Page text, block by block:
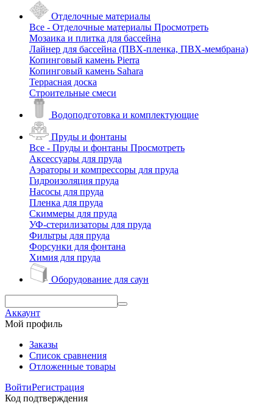
Отделочные материалы
Все - Отделочные материалы Просмотреть
Мозаика и плитка для бассейна
Лайнер для бассейна (ПВХ-пленка, ПВХ-мембрана)
Копинговый камень Pierra
Копинговый камень Sahara
Террасная доска
Строительные смеси
Водоподготовка и комплектующие
Пруды и фонтаны
Все - Пруды и фонтаны Просмотреть
Аксессуары для пруда
Аэраторы и компрессоры для пруда
Гидроизоляция пруда
Насосы для пруда
Пленка для пруда
Скиммеры для пруда
УФ-стерилизаторы для пруда
Фильтры для пруда
Форсунки для фонтана
Химия для пруда
Оборудование для саун
Аккаунт
Мой профиль
Заказы
Список сравнения
Отложенные товары
ВойтиРегистрация
Код подтверждения